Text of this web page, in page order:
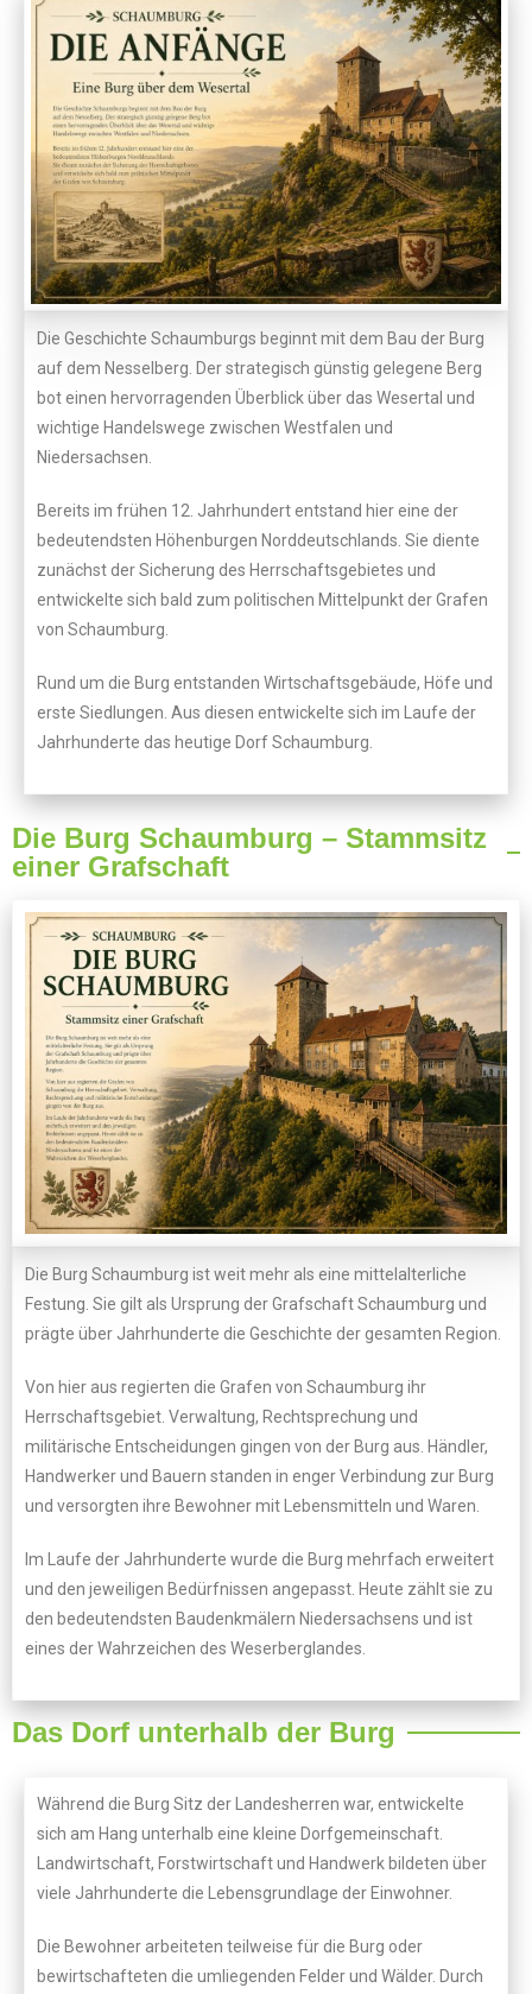
Die Geschichte Schaumburgs beginnt mit dem Bau der Burg
auf dem Nesselberg. Der strategisch günstig gelegene Berg
bot einen hervorragenden Überblick über das Wesertal und
wichtige Handelswege zwischen Westfalen und
Niedersachsen.
Bereits im frühen 12. Jahrhundert entstand hier eine der
bedeutendsten Höhenburgen Norddeutschlands. Sie diente
zunächst der Sicherung des Herrschaftsgebietes und
entwickelte sich bald zum politischen Mittelpunkt der Grafen
von Schaumburg.
Rund um die Burg entstanden Wirtschaftsgebäude, Höfe und
erste Siedlungen. Aus diesen entwickelte sich im Laufe der
Jahrhunderte das heutige Dorf Schaumburg.
Die Burg Schaumburg – Stammsitz
einer Grafschaft
Die Burg Schaumburg ist weit mehr als eine mittelalterliche
Festung. Sie gilt als Ursprung der Grafschaft Schaumburg und
prägte über Jahrhunderte die Geschichte der gesamten Region.
Von hier aus regierten die Grafen von Schaumburg ihr
Herrschaftsgebiet. Verwaltung, Rechtsprechung und
militärische Entscheidungen gingen von der Burg aus. Händler,
Handwerker und Bauern standen in enger Verbindung zur Burg
und versorgten ihre Bewohner mit Lebensmitteln und Waren.
Im Laufe der Jahrhunderte wurde die Burg mehrfach erweitert
und den jeweiligen Bedürfnissen angepasst. Heute zählt sie zu
den bedeutendsten Baudenkmälern Niedersachsens und ist
eines der Wahrzeichen des Weserberglandes.
Das Dorf unterhalb der Burg
Während die Burg Sitz der Landesherren war, entwickelte
sich am Hang unterhalb eine kleine Dorfgemeinschaft.
Landwirtschaft, Forstwirtschaft und Handwerk bildeten über
viele Jahrhunderte die Lebensgrundlage der Einwohner.
Die Bewohner arbeiteten teilweise für die Burg oder
bewirtschafteten die umliegenden Felder und Wälder. Durch